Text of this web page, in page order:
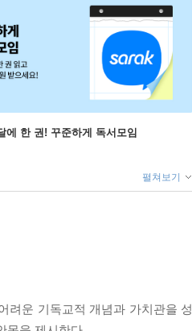
에 한 권! 꾸준하게 독서모임
펼쳐보기
려운 기독교적 개념과 가치관을 성